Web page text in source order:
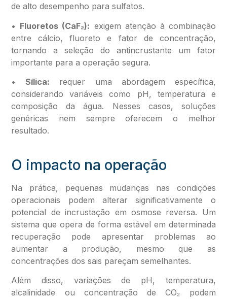
de alto desempenho para sulfatos.
• Fluoretos (CaF₂): exigem atenção à combinação
entre cálcio, fluoreto e fator de concentração,
tornando a seleção do antincrustante um fator
importante para a operação segura.
•Sílica: requer uma abordagem específica,
considerando variáveis como pH, temperatura e
composição da água. Nesses casos, soluções
genéricas nem sempre oferecem o melhor
resultado.
O impacto na operação
Na prática, pequenas mudanças nas condições
operacionais podem alterar significativamente o
potencial de incrustação em osmose reversa. Um
sistema que opera de forma estável em determinada
recuperação pode apresentar problemas ao
aumentar a produção, mesmo que as
concentrações dos sais pareçam semelhantes.
Além disso, variações de pH, temperatura,
alcalinidade ou concentração de CO₂ podem